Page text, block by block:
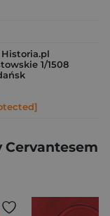
1/1508
Cervantesem